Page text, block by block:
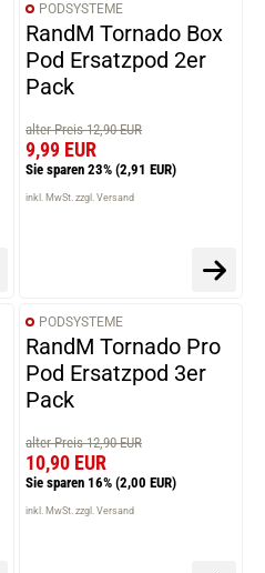
PODSYSTEME
RandM Tornado Box
Pod Ersatzpod 2er
Pack
alter Preis 12,90 EUR
9,99 EUR
Sie sparen 23% (2,91 EUR)
inkl. MwSt. zzgl. Versand
PODSYSTEME
RandM Tornado Pro
Pod Ersatzpod 3er
Pack
alter Preis 12,90 EUR
10,90 EUR
Sie sparen 16% (2,00 EUR)
inkl. MwSt. zzgl. Versand